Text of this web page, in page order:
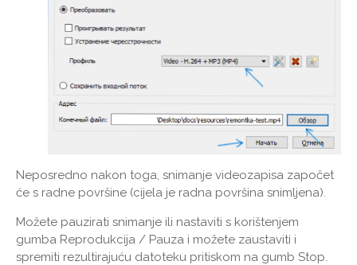
Neposredno nakon toga, snimanje videozapisa započet
će s radne površine (cijela je radna površina snimljena).
Možete pauzirati snimanje ili nastaviti s korištenjem
gumba Reprodukcija / Pauza i možete zaustaviti i
spremiti rezultirajuću datoteku pritiskom na gumb Stop.